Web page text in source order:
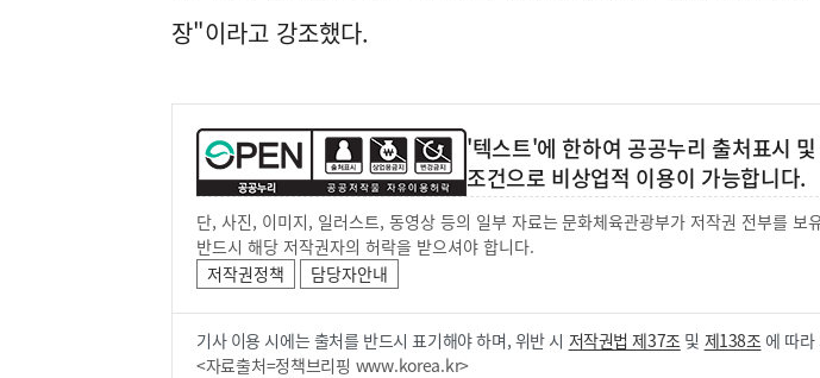
장"이라고 강조했다.
'텍스트'에 한하여 공공누리 출처표시
조건으로 비상업적 이용이 가능합니다.
단, 사진, 이미지, 일러스트, 동영상 등의 일부 자료는 문화체육관광부가 저작권 전부를 보
반드시 해당 저작권자의 허락을 받으셔야 합니다.
저작권정책
담당자안내
기사 이용 시에는 출처를 반드시 표기해야 하며, 위반 시 저작권법 제37조및 제138조에 따라
<자료출처=정책브리핑 www.korea.kr>